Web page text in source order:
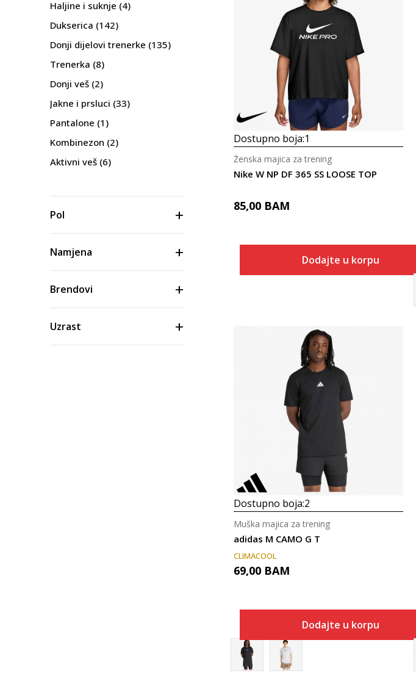
Haljine i suknje (4)
Dukserica (142)
Donji dijelovi trenerke (135)
Trenerka (8)
Donji veš (2)
Jakne i prsluci (33)
Pantalone (1)
Kombinezon (2)
Aktivni veš (6)
Pol
Namjena
Brendovi
Uzrast
Dostupno boja:1
Nike W NP DF 365 SS LOOSE TOP
Ženska majica za trening
85,00 BAM
Dodajte u korpu
Uporedi
Dostupno boja:2
adidas M CAMO G T
Muška majica za trening
CLIMACOOL
69,00 BAM
Dodajte u korpu